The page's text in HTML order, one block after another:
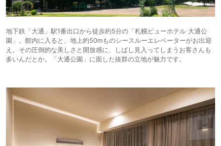
地下鉄「大通」駅1番出口から徒歩約5分の「札幌ビューホテル 大通公
園」。館内に入ると、地上約50mものシースルーエレベーターがお出迎
え。その圧倒的な美しさと開放感に、しばし見入ってしまうお客さんも
多いんだとか。「大通公園」に面した抜群の立地が魅力です。